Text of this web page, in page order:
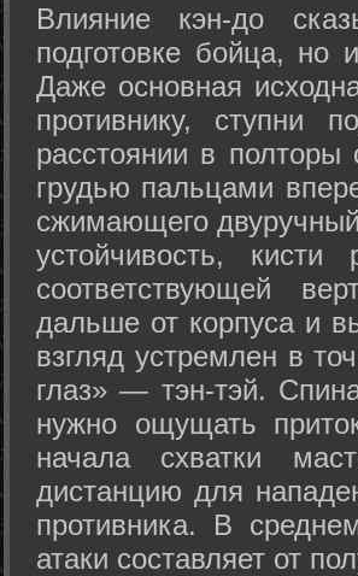
Влияние кэн-до
подготовке бойца, но
Даже основная
противнику, ступни
расстоянии в
грудью пальцами
сжимающего
устойчивость,
соответствующей
дальше от корпуса и
взгляд устремлен в
глаз» — тэн-тэй.
нужно ощущать
начала схватки
дистанцию для
противника. В
атаки составляет от